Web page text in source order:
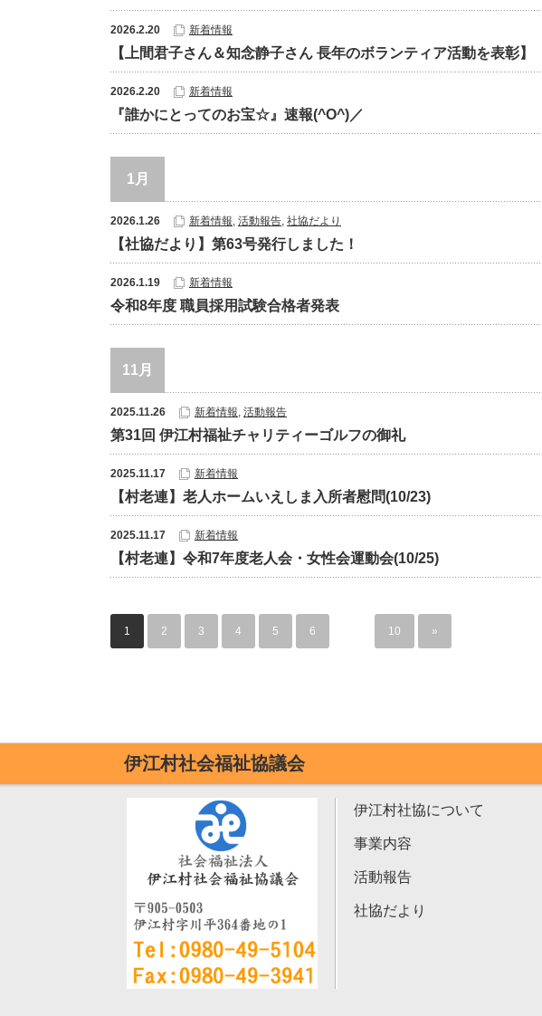
2026.2.20 新着情報
【上間君子さん＆知念静子さん 長年のボランティア活動を表彰】
2026.2.20 新着情報
『誰かにとってのお宝☆』速報(^O^)／
1月
2026.1.26 新着情報, 活動報告, 社協だより
【社協だより】第63号発行しました！
2026.1.19 新着情報
令和8年度 職員採用試験合格者発表
11月
2025.11.26 新着情報, 活動報告
第31回 伊江村福祉チャリティーゴルフの御礼
2025.11.17 新着情報
【村老連】老人ホームいえしま入所者慰問(10/23)
2025.11.17 新着情報
【村老連】令和7年度老人会・女性会運動会(10/25)
1 2 3 4 5 6 10 »
伊江村社会福祉協議会
伊江村社協について
事業内容
活動報告
社協だより